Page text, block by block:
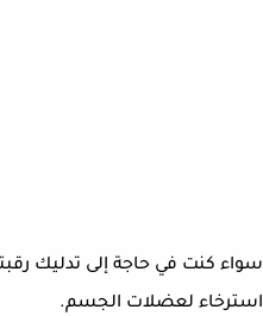
سواء كنت في حاجة إلى تدليك
استرخاء لعضلات الجسم.